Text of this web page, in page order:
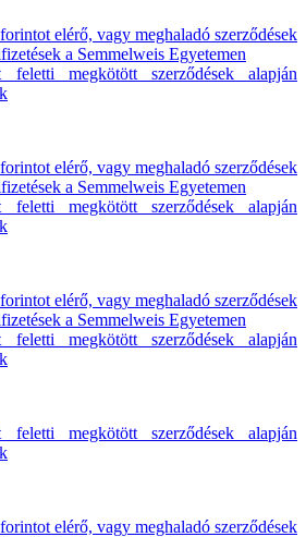
elérő, vagy meghaladó szerződések
a Semmelweis Egyetemen
megkötött szerződések alapján
elérő, vagy meghaladó szerződések
a Semmelweis Egyetemen
megkötött szerződések alapján
elérő, vagy meghaladó szerződések
a Semmelweis Egyetemen
megkötött szerződések alapján
megkötött szerződések alapján
elérő, vagy meghaladó szerződések